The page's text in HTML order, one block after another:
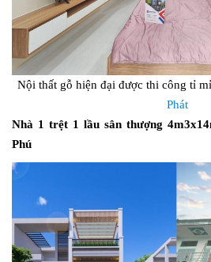
Nội thất gỗ hiện đại được thi công tỉ
Phát
Nhà 1 trệt 1 lầu sân thượng
Phú